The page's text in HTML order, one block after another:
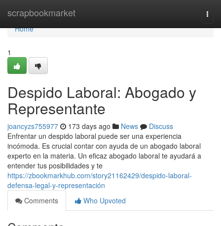
scrapbookmarket
Home
Home
1
Despido Laboral: Abogado y
Representante
joancyzs755977 173 days ago News
Discuss
Enfrentar un despido laboral puede ser una experiencia
incómoda. Es crucial contar con ayuda de un abogado laboral
experto en la materia. Un eficaz abogado laboral te ayudará a
entender tus posibilidades y te
https://zbookmarkhub.com/story21162429/despido-laboral-
defensa-legal-y-representación
Comments
Who Upvoted